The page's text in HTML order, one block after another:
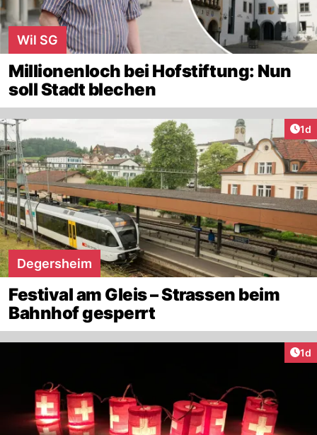
Wil SG
Millionenloch bei Hofstiftung: Nun
soll Stadt blechen
1d
Degersheim
Festival am Gleis – Strassen beim
Bahnhof gesperrt
1d